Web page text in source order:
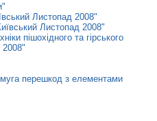
Листопад 2008"
Листопад 2008"
пішохідного та гірського
2008"
перешкод з елементами